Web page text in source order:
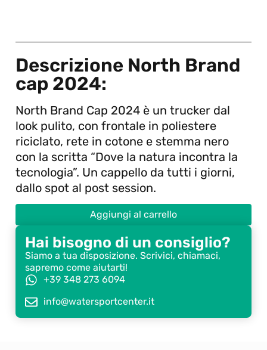
Descrizione North Brand
cap 2024:
North Brand Cap 2024 è un trucker dal
look pulito, con frontale in poliestere
riciclato, rete in cotone e stemma nero
con la scritta “Dove la natura incontra la
tecnologia”. Un cappello da tutti i giorni,
dallo spot al post session.
Aggiungi al carrello
Hai bisogno di un consiglio?
Siamo a tua disposizione. Scrivici, chiamaci,
sapremo come aiutarti!
+39 348 273 6094
info@watersportcenter.it